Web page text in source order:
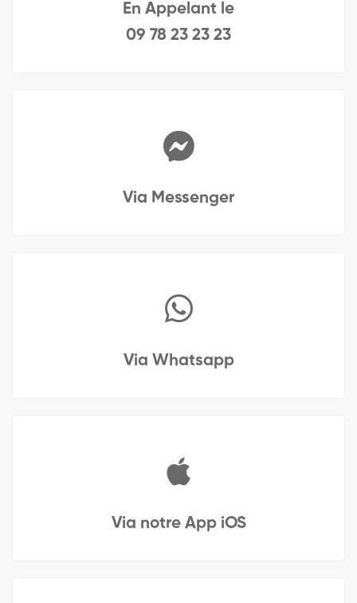
En Appelant le
09 78 23 23 23
Via Messenger
Via Whatsapp
Via notre App iOS